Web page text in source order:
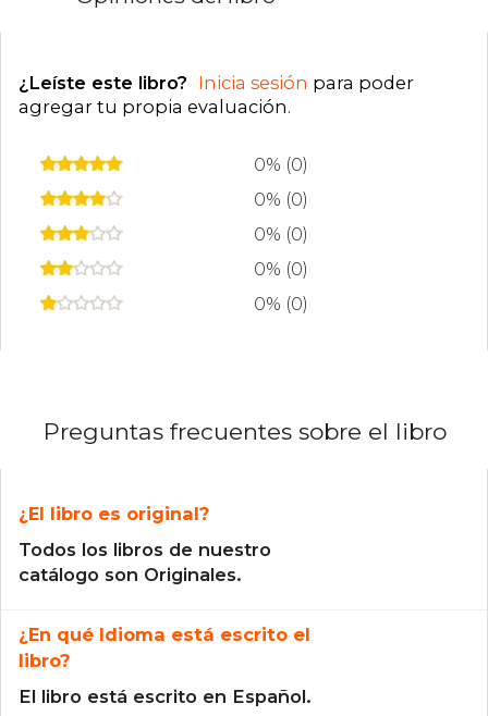
¿Leíste este libro? Inicia sesión para poder
agregar tu propia evaluación.
0% (0)
0% (0)
0% (0)
0% (0)
0% (0)
Preguntas frecuentes sobre el libro
¿El libro es original?
Todos los libros de nuestro
catálogo son Originales.
¿En qué Idioma está escrito el
libro?
El libro está escrito en Español.